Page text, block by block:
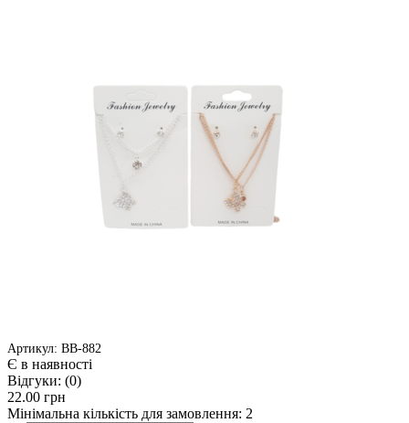
Артикул: ВВ-882
Є в наявності
Відгуки: (0)
22.00 грн
Мінімальна кількість для замовлення: 2